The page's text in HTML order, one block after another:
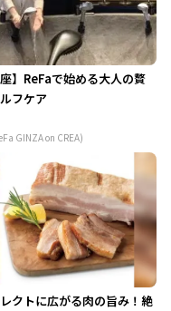
座】ReFaで始める大人の贅
フケア
GINZA on CREA)
クトに広がる肉の旨み！絶